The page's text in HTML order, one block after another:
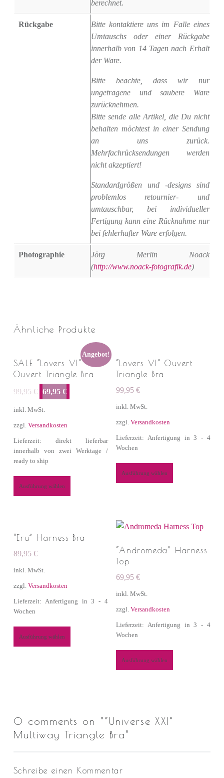
berechnet.
Rückgabe
Bitte kontaktiere uns im Falle eines
Umtauschs oder einer Rückgabe
innerhalb von 14 Tagen nach Erhalt
der Ware.
Bitte beachte, dass wir nur
ungetragene und saubere Ware
zurücknehmen.
Bitte sende alle Artikel, die Du nicht
behalten möchtest in einer Sendung
an uns zurück.
Mehrfachrücksendungen werden
nicht akzeptiert!
Standardgrößen und -designs sind
problemlos retournier- und
umtauschbar, bei individueller
Fertigung kann eine Rücknahme nur
bei fehlerhafter Ware erfolgen.
Photographie
Jörg Merlin Noack
(http://www.noack-fotografik.de)
Ähnliche Produkte
Angebot!
SALE “Lovers VI”
Ouvert Triangle Bra
99,95€
Ursprünglicher Preis war: 99,95 €
69,95 €
Aktueller Preis ist: 69,95 €.
inkl. MwSt.
zzgl. Versandkosten
Lieferzeit: direkt lieferbar
innerhalb von zwei Werktage /
ready to ship
Ausführung wählen
“Lovers VI” Ouvert
Triangle Bra
99,95 €
inkl. MwSt.
zzgl. Versandkosten
Lieferzeit: Anfertigung in 3 - 4
Wochen
Ausführung wählen
“Eru” Harness Bra
89,95 €
inkl. MwSt.
zzgl. Versandkosten
Lieferzeit: Anfertigung in 3 - 4
Wochen
Ausführung wählen
“Andromeda” Harness
Top
69,95 €
inkl. MwSt.
zzgl. Versandkosten
Lieferzeit: Anfertigung in 3 - 4
Wochen
Ausführung wählen
0 comments on “ “Universe XXI”
Multiway Triangle Bra”
Schreibe einen Kommentar